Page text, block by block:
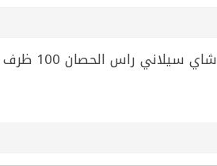
Tea Ceylon Horse Head 100 Bags | شاي سيلاني راس الحصان 100 ظرف